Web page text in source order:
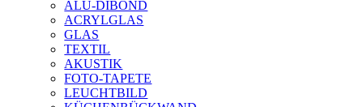
ALU-DIBOND
ACRYLGLAS
GLAS
TEXTIL
AKUSTIK
FOTO-TAPETE
LEUCHTBILD